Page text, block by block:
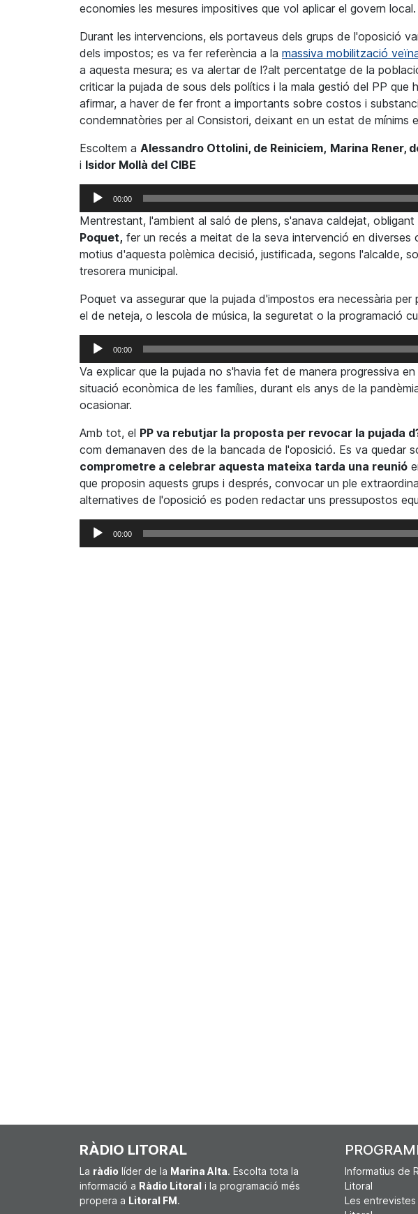
economies les mesures impositives que vol aplicar el govern local.
Durant les intervencions, els portaveus dels grups de l'oposició
dels impostos; es va fer referència a la massiva mobilització
a aquesta mesura; es va alertar de l?alt percentatge de la
criticar la pujada de sous dels polítics i la mala gestió del PP que
afirmar, a haver de fer front a importants sobre costos i
condemnatòries per al Consistori, deixant en un estat de mínims
Escoltem a Alessandro Ottolini, de Reiniciem, Marina Rener,
i Isidor Mollà del CIBE
Reproductor
d'àudio
00:00
Mentrestant, l'ambient al saló de plens, s'anava caldejat,
Poquet, fer un recés a meitat de la seva intervenció en diverses
motius d'aquesta polèmica decisió, justificada, segons l'alcalde,
tresorera municipal.
Poquet va assegurar que la pujada d'impostos era necessària per
el de neteja, o lescola de música, la seguretat o la programació
Reproductor
d'àudio
00:00
Va explicar que la pujada no s'havia fet de manera progressiva
situació econòmica de les famílies, durant els anys de la
ocasionar.
Amb tot, el PP va rebutjar la proposta per revocar la pujada
com demanaven des de la bancada de l'oposició. Es va quedar
comprometre a celebrar aquesta mateixa tarda una reunió
que proposin aquests grups i després, convocar un ple
alternatives de l'oposició es poden redactar uns pressupostos
Reproductor
d'àudio
00:00
RÀDIO LITORAL
La ràdio líder de la Marina Alta. Escolta tota la
informació a Ràdio Litoral i la programació més
propera a Litoral FM.
Informatius de
Litoral
Les entrevistes